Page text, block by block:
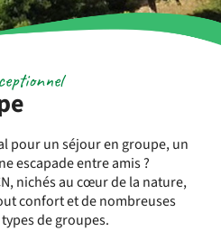
pour un séjour en groupe, un
escapade entre amis ?
nichés au cœur de la nature,
confort et de nombreuses
de groupes.